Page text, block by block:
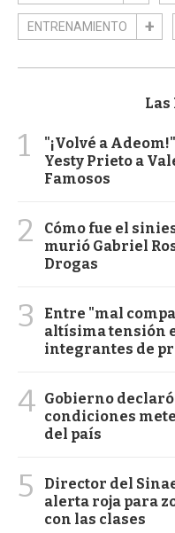
ENTRENAMIENTO
Las
1
"¡Volvé a
Yesty Prieto a
Famosos
2
Cómo fue el
murió Gabriel
Drogas
3
Entre "mal
altísima tensión
integrantes de
4 Gobierno
condiciones
del país
5
Director del
alerta roja para
con las clases